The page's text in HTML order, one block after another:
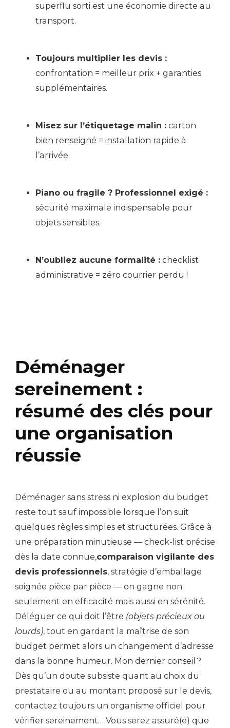
superflu sorti est une économie directe au
transport.
Toujours multiplier les devis :
confrontation = meilleur prix + garanties
supplémentaires.
Misez sur l’étiquetage malin : carton
bien renseigné = installation rapide à
l’arrivée.
Piano ou fragile ? Professionnel exigé :
sécurité maximale indispensable pour
objets sensibles.
N’oubliez aucune formalité : checklist
administrative = zéro courrier perdu !
Déménager
sereinement :
résumé des clés pour
une organisation
réussie
Déménager sans stress ni explosion du budget
reste tout sauf impossible lorsque l’on suit
quelques règles simples et structurées. Grâce à
une préparation minutieuse — check-list précise
dès la date connue,comparaison vigilante des
devis professionnels, stratégie d’emballage
soignée pièce par pièce — on gagne non
seulement en efficacité mais aussi en sérénité.
Déléguer ce qui doit l’être (objets précieux ou
lourds), tout en gardant la maîtrise de son
budget permet alors un changement d’adresse
dans la bonne humeur. Mon dernier conseil ?
Dès qu’un doute subsiste quant au choix du
prestataire ou au montant proposé sur le devis,
contactez toujours un organisme officiel pour
vérifier sereinement… Vous serez assuré(e) que